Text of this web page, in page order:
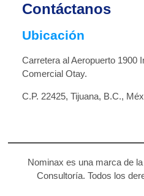
Contáctanos
Ubicación
Carretera al Aeropuerto 1900
Comercial Otay.
C.P. 22425, Tijuana, B.C.,
Nominax es una marca de
Consultoría. Todos los